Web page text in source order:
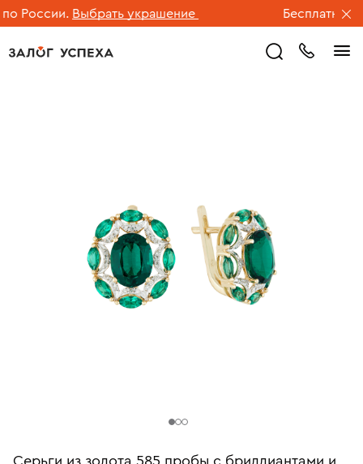
России. Выбрать украшение Бесплатная
Серьги из золота 585 пробы c бриллиантами и